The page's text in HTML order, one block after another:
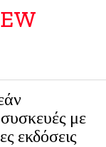
με
εκδόσεις